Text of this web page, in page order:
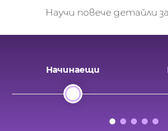
Научи повече детайли
Начинаещи